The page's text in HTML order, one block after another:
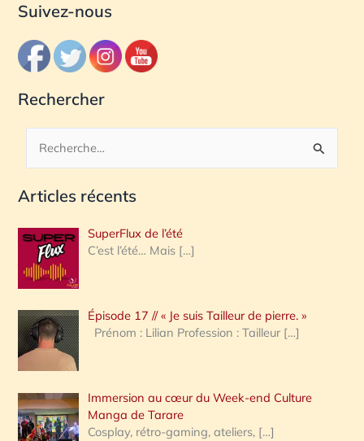
Suivez-nous
Rechercher
c
e
r
c
h
e
:
Articles récents
SuperFlux de l’été
C’est l’été… Mais […]
Épisode 17 // « Je suis Tailleur de pierre. »
Prénom : Lilian Profession : Tailleur […]
Immersion au cœur du Week-end Culture
Manga de Tarare
Cosplay, rétro-gaming, ateliers, […]